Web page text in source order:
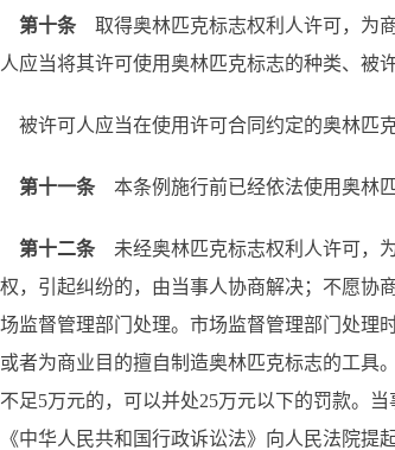
第十条 取得奥林匹克标志权利人许可，为
应当将其许可使用奥林匹克标志的种类、被
被许可人应当在使用许可合同约定的奥林匹
第十一条 本条例施行前已经依法使用奥林
第十二条 未经奥林匹克标志权利人许可，
，引起纠纷的，由当事人协商解决；不愿协
监督管理部门处理。市场监督管理部门处理
者为商业目的擅自制造奥林匹克标志的工具
足5万元的，可以并处25万元以下的罚款。
中华人民共和国行政诉讼法》向人民法院提